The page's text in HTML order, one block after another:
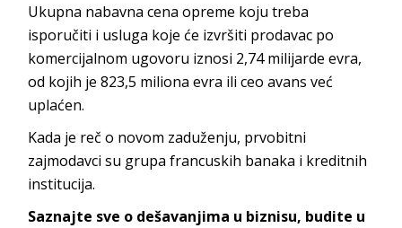
Ukupna nabavna cena opreme koju treba
isporučiti i usluga koje će izvršiti prodavac po
komercijalnom ugovoru iznosi 2,74 milijarde evra,
od kojih je 823,5 miliona evra ili ceo avans već
uplaćen.
Kada je reč o novom zaduženju, prvobitni
zajmodavci su grupa francuskih banaka i kreditnih
institucija.
Saznajte sve o dešavanjima u biznisu, budite u